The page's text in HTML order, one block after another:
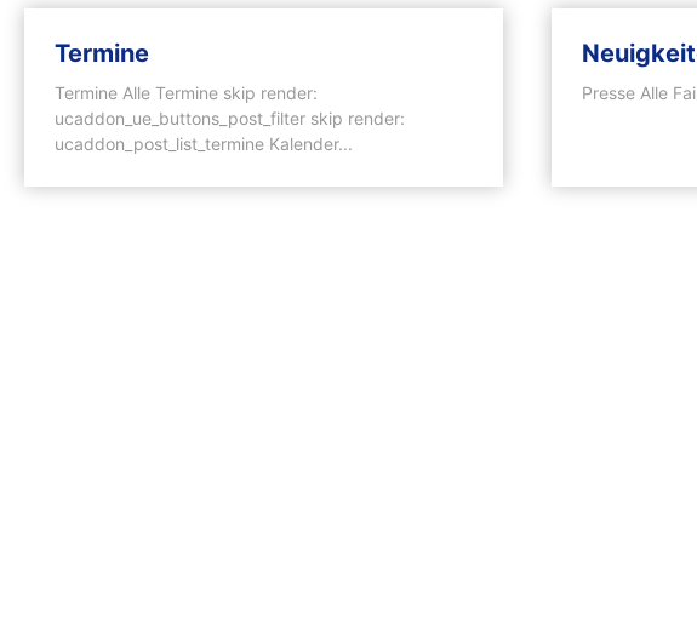
Termine
Termine Alle Termine skip render:
ucaddon_ue_buttons_post_filter skip render:
ucaddon_post_list_termine Kalender...
Presse Alle